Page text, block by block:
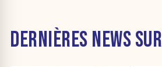
DERNIÈRES NEWS SUR